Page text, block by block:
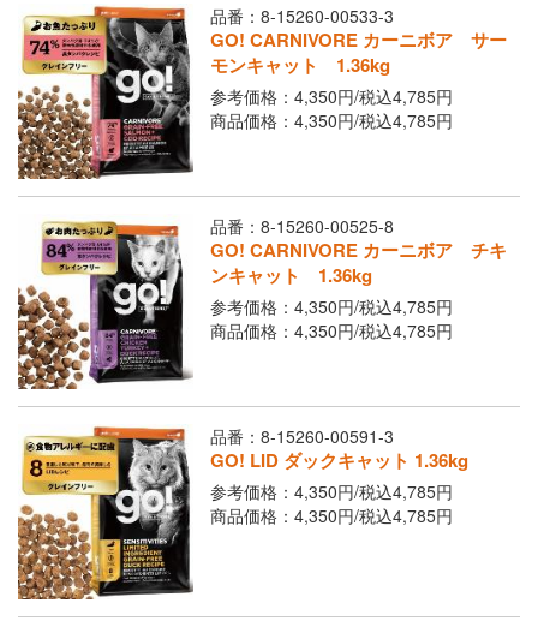
Youtubeチャネル
取り扱い店舗 ご利用ガイド
よくあるご質問
閉じる
品番：8-15260-00533-3
GO! CARNIVORE カーニボア サー
モンキャット 1.36kg
参考価格：4,350円/税込4,785円
商品価格：4,350円/税込4,785円
品番：8-15260-00525-8
GO! CARNIVORE カーニボア チキ
ンキャット 1.36kg
参考価格：4,350円/税込4,785円
商品価格：4,350円/税込4,785円
品番：8-15260-00591-3
GO! LID ダックキャット 1.36kg
参考価格：4,350円/税込4,785円
商品価格：4,350円/税込4,785円